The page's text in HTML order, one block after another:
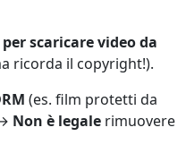
scaricare video da
ricorda il copyright!).
(es. film protetti da
Non è legale rimuovere